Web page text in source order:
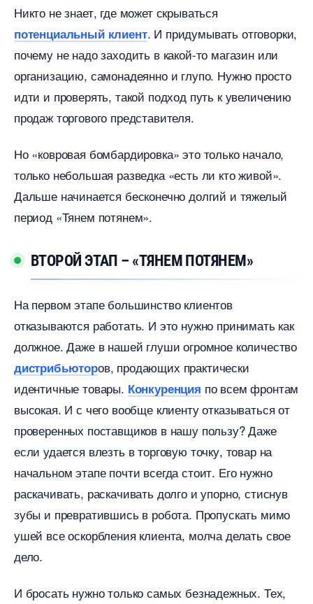
Никто не знает, где может скрываться
потенциальный клиент. И придумывать отговорки,
почему не надо заходить в какой-то магазин или
организацию, самонадеянно и глупо. Нужно просто
идти и проверять, такой подход путь к увеличению
продаж торгового представителя.
Но «ковровая бомбардировка» это только начало,
только небольшая разведка «есть ли кто живой».
Дальше начинается бесконечно долгий и тяжелый
период «Тянем потянем».
ТОРОЙ ЭТАП – «ТЯНЕМ ПОТЯНЕМ»
На первом этапе большинство клиенто
отказываются работать. И это нужно принимать как
должное. Даже в нашей глуши огромное количество
дистрибьюторов, продающих практически
идентичные товары. Конкуренция по всем фронтам
ысокая. И с чего вообще клиенту отказываться от
проверенных поставщиков в нашу пользу? Даже
если удается влезть в торговую точку, товар на
начальном этапе почти всегда стоит. Его нужно
раскачивать, раскачивать долго и упорно, стисну
зубы и превратившись в робота. Пропускать мимо
ушей все оскорбления клиента, молча делать свое
дело.
И бросать нужно только самых безнадежных. Тех,